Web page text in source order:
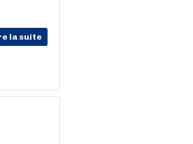
la suite